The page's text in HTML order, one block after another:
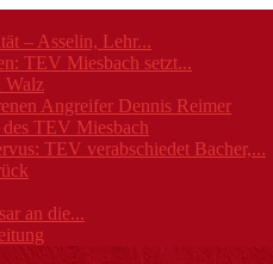
– Asselin, Lehr...
TEV Miesbach setzt...
Walz
Angreifer Dennis Reimer
TEV Miesbach
TEV verabschiedet Bacher,...
an die...